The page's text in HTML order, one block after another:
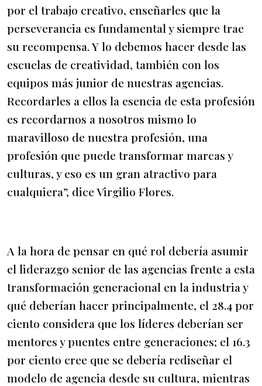
por el trabajo creativo, enseñarles que la
perseverancia es fundamental y siempre trae
su recompensa. Y lo debemos hacer desde las
escuelas de creatividad, también con los
equipos más junior de nuestras agencias.
Recordarles a ellos la esencia de esta profesión
es recordarnos a nosotros mismo lo
maravilloso de nuestra profesión, una
profesión que puede transformar marcas y
culturas, y eso es un gran atractivo para
cualquiera”, dice Virgilio Flores.
A la hora de pensar en qué rol debería asumir
el liderazgo senior de las agencias frente a esta
transformación generacional en la industria y
qué deberían hacer principalmente, el 28.4 por
ciento considera que los líderes deberían ser
mentores y puentes entre generaciones; el 16.3
por ciento cree que se debería rediseñar el
modelo de agencia desde su cultura, mientras